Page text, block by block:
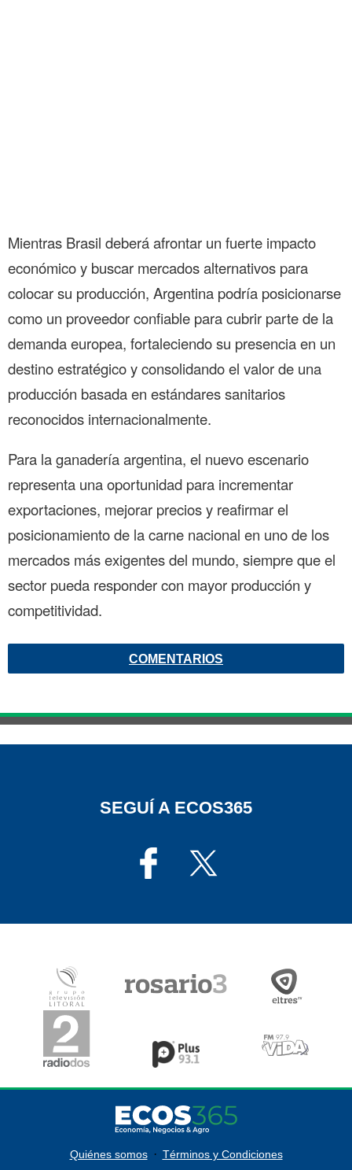
Mientras Brasil deberá afrontar un fuerte impacto
económico y buscar mercados alternativos para
colocar su producción, Argentina podría posicionarse
como un proveedor confiable para cubrir parte de la
demanda europea, fortaleciendo su presencia en un
destino estratégico y consolidando el valor de una
producción basada en estándares sanitarios
reconocidos internacionalmente.
Para la ganadería argentina, el nuevo escenario
representa una oportunidad para incrementar
exportaciones, mejorar precios y reafirmar el
posicionamiento de la carne nacional en uno de los
mercados más exigentes del mundo, siempre que el
sector pueda responder con mayor producción y
competitividad.
COMENTARIOS
SEGUÍ A ECOS365
Quiénes somos · Términos y Condiciones